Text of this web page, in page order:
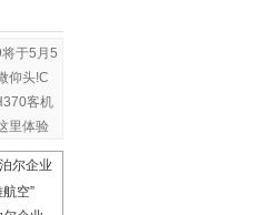
于5月5
仰头!C
客机
里体验